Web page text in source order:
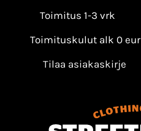
Toimitus 1-3 vrk
Toimituskulut alk 0 eur
Tilaa asiakaskirje